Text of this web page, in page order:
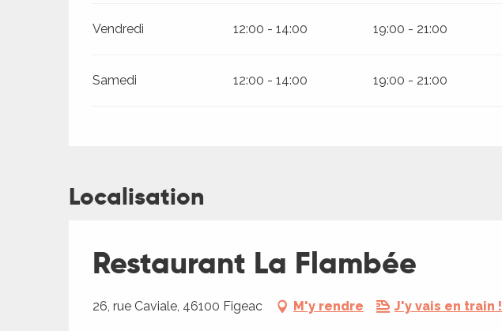
Vendredi 12:00 - 14:00 19:00 - 21:00
Samedi 12:00 - 14:00 19:00 - 21:00
Localisation
Restaurant La Flambée
26, rue Caviale, 46100 Figeac M'y rendre J'y vais en train !